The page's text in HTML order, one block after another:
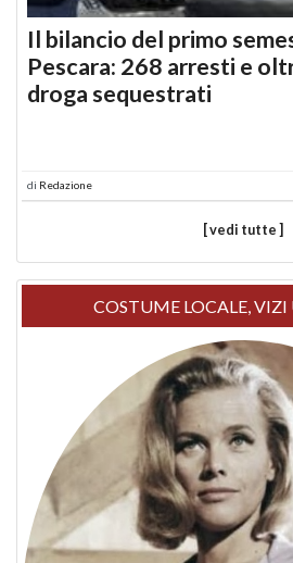
Il bilancio del primo
Pescara: 268 arresti e
droga sequestrati
di Redazione
[ vedi tutte ]
COSTUME LOCALE, VIZI